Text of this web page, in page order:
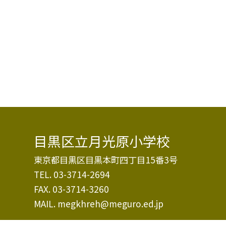
目黒区立月光原小学校
東京都目黒区目黒本町四丁目15番3号
TEL. 03-3714-2694
FAX. 03-3714-3260
MAIL. megkhreh@meguro.ed.jp